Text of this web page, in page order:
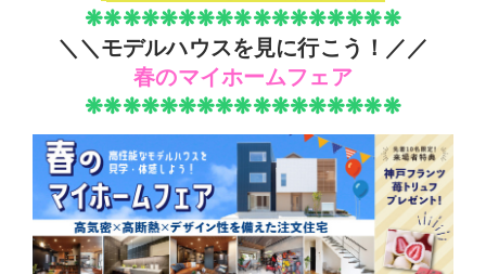
❋❋❋❋❋❋❋❋❋❋❋❋❋❋❋❋❋
＼＼モデルハウスを見に行こう！／／
春のマイホームフェア
❋❋❋❋❋❋❋❋❋❋❋❋❋❋❋❋❋